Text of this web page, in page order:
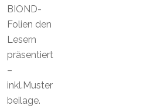
BIOND-
Folien den
Lesern
präsentiert
–
inkl.Muster
beilage.